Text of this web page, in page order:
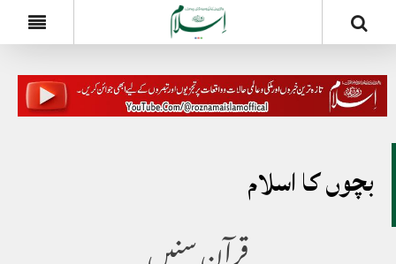
بچوں کا اسلام